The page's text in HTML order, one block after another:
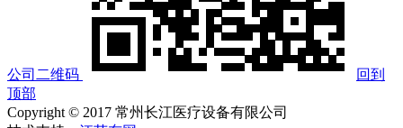
公司二维码
回到
顶部
Copyright © 2017 常州长江医疗设备有限公司